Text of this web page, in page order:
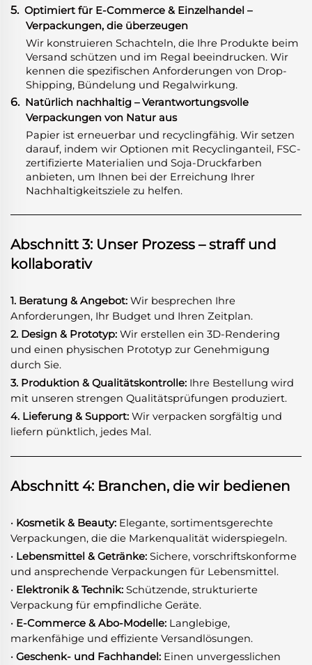
5. Optimiert für E-Commerce & Einzelhandel –
Verpackungen, die überzeugen
Wir konstruieren Schachteln, die Ihre Produkte beim
Versand schützen und im Regal beeindrucken. Wir
kennen die spezifischen Anforderungen von Drop-
Shipping, Bündelung und Regalwirkung.
6. Natürlich nachhaltig – Verantwortungsvolle
Verpackungen von Natur aus
Papier ist erneuerbar und recyclingfähig. Wir setzen
darauf, indem wir Optionen mit Recyclinganteil, FSC-
zertifizierte Materialien und Soja-Druckfarben
anbieten, um Ihnen bei der Erreichung Ihrer
Nachhaltigkeitsziele zu helfen.
Abschnitt 3: Unser Prozess – straff und
kollaborativ
1. Beratung & Angebot: Wir besprechen Ihre
Anforderungen, Ihr Budget und Ihren Zeitplan.
2. Design & Prototyp: Wir erstellen ein 3D-Rendering
und einen physischen Prototyp zur Genehmigung
durch Sie.
3. Produktion & Qualitätskontrolle: Ihre Bestellung wird
mit unseren strengen Qualitätsprüfungen produziert.
4. Lieferung & Support: Wir verpacken sorgfältig und
liefern pünktlich, jedes Mal.
Abschnitt 4: Branchen, die wir bedienen
· Kosmetik & Beauty: Elegante, sortimentsgerechte
Verpackungen, die die Markenqualität widerspiegeln.
· Lebensmittel & Getränke: Sichere, vorschriftskonforme
und ansprechende Verpackungen für Lebensmittel.
· Elektronik & Technik: Schützende, strukturierte
Verpackung für empfindliche Geräte.
· E-Commerce & Abo-Modelle: Langlebige,
markenfähige und effiziente Versandlösungen.
· Geschenk- und Fachhandel: Einen unvergesslichen